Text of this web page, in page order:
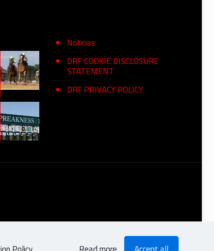
Noticias
DRF COOKIE DISCLOSURE
STATEMENT
DRF PRIVACY POLICY